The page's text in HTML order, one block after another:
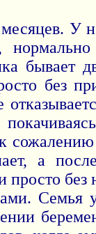
У
бывает
без
а
просто без
Семья